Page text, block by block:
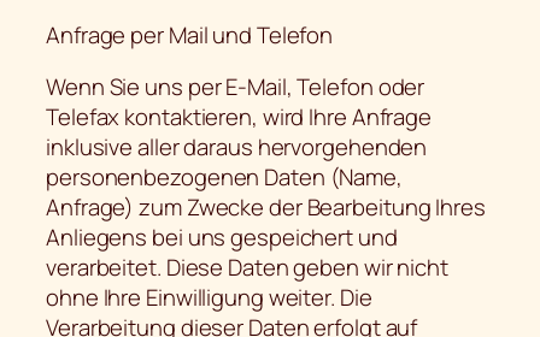
Anfrage per Mail und Telefon
Wenn Sie uns per E-Mail, Telefon oder
Telefax kontaktieren, wird Ihre Anfrage
inklusive aller daraus hervorgehenden
personenbezogenen Daten (Name,
Anfrage) zum Zwecke der Bearbeitung Ihres
Anliegens bei uns gespeichert und
verarbeitet. Diese Daten geben wir nicht
ohne Ihre Einwilligung weiter. Die
Verarbeitung dieser Daten erfolgt auf